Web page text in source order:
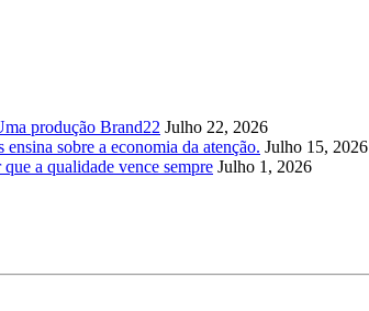
produção Brand22 Julho 22, 2026
sobre a economia da atenção. Julho 15, 2026
a qualidade vence sempre Julho 1, 2026